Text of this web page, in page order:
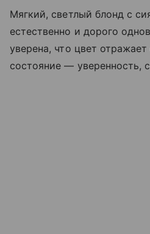
Мягкий, светлый блонд с
естественно и дорого
уверена, что цвет отражает
состояние — уверенность,